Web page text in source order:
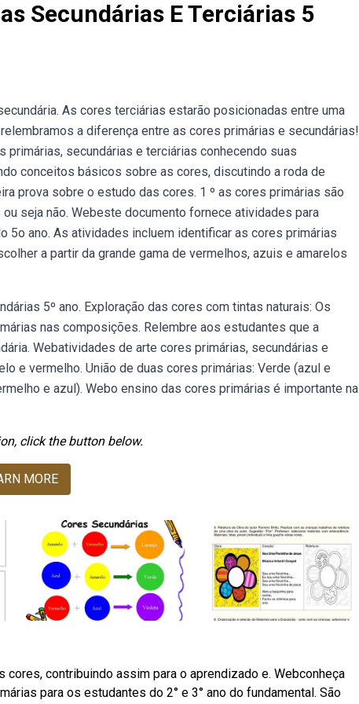
Secundárias E Terciárias 5
As cores terciárias estarão posicionadas entre uma
a diferença entre as cores primárias e secundárias!
secundárias e terciárias conhecendo suas
conceitos básicos sobre as cores, discutindo a roda de
prova sobre o estudo das cores. 1 º as cores primárias são
seja não. Webeste documento fornece atividades para
5o ano. As atividades incluem identificar as cores primárias
a partir da grande gama de vermelhos, azuis e amarelos
5º ano. Exploração das cores com tintas naturais: Os
nas composições. Relembre aos estudantes que a
Webatividades de arte cores primárias, secundárias e
e vermelho. União de duas cores primárias: Verde (azul e
e azul). Webo ensino das cores primárias é importante na
click the button below.
MORE
contribuindo assim para o aprendizado e. Webconheça
para os estudantes do 2° e 3° ano do fundamental. São